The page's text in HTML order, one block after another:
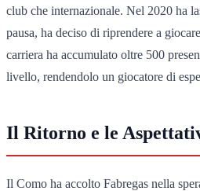
club che internazionale. Nel 2020 ha
pausa, ha deciso di riprendere a
carriera ha accumulato oltre 500
livello, rendendolo un giocatore di
Il Ritorno e le
Il Como ha accolto Fabregas nella